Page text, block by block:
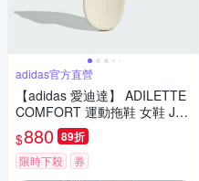
adidas官方直營
【adidas 愛迪達】 ADILETTE
COMFORT 運動拖鞋 女鞋 JS3
620
$880 89折
限時下殺 券